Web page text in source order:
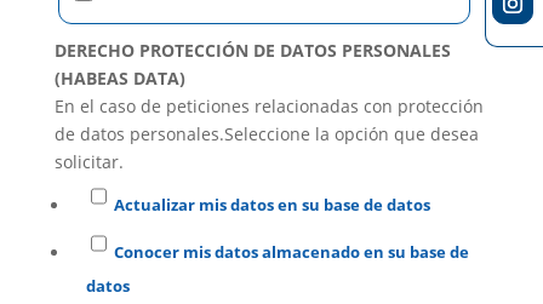
DERECHO PROTECCIÓN DE DATOS PERSONALES
(HABEAS DATA)
En el caso de peticiones relacionadas con protección
de datos personales.Seleccione la opción que desea
solicitar.
Actualizar mis datos en su base de datos
Conocer mis datos almacenado en su base de
datos